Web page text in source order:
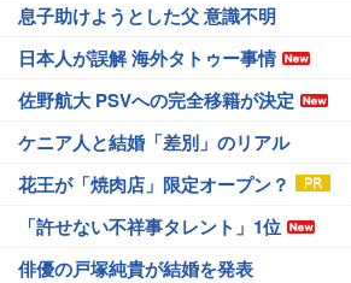
息子助けようとした父 意識不明
日本人が誤解 海外タトゥー事情
佐野航大 PSVへの完全移籍が決定
ケニア人と結婚「差別」のリアル
花王が「焼肉店」限定オープン？
「許せない不祥事タレント」1位
俳優の戸塚純貴が結婚を発表